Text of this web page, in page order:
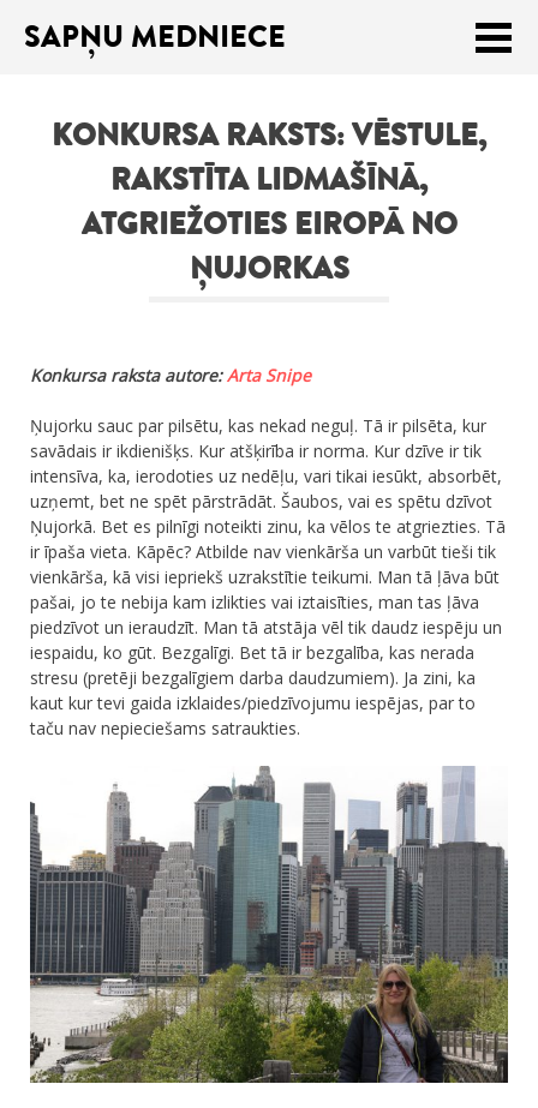
Meklēt:
Sākums
Ceļojumu apraksti
Praktiski ieteikumi
ENGLISH
Veikals
Ceļojumu apraksti
Jaunākie ieraksti
Konkurss
Par mums
Praktiski ieteikumi
Privātuma politika
Publikācijas
Sākums
Ceļojumu apraksti
Jaunākie ieraksti
Konkurss
Par mums
Praktiski ieteikumi
Privātuma politika
Publikācijas
Sākums
SAPŅU MEDNIECE
KONKURSA RAKSTS: VĒSTULE,
RAKSTĪTA LIDMAŠĪNĀ,
ATGRIEŽOTIES EIROPĀ NO
ŅUJORKAS
Konkursa raksta autore:Arta Snipe
Ņujorku sauc par pilsētu, kas nekad neguļ. Tā ir pilsēta, kur
savādais ir ikdienišķs. Kur atšķirība ir norma. Kur dzīve ir tik
intensīva, ka, ierodoties uz nedēļu, vari tikai iesūkt, absorbēt,
uzņemt, bet ne spēt pārstrādāt. Šaubos, vai es spētu dzīvot
Ņujorkā. Bet es pilnīgi noteikti zinu, ka vēlos te atgriezties. Tā
ir īpaša vieta. Kāpēc? Atbilde nav vienkārša un varbūt tieši tik
vienkārša, kā visi iepriekš uzrakstītie teikumi. Man tā ļāva būt
pašai, jo te nebija kam izlikties vai iztaisīties, man tas ļāva
piedzīvot un ieraudzīt. Man tā atstāja vēl tik daudz iespēju un
iespaidu, ko gūt. Bezgalīgi. Bet tā ir bezgalība, kas nerada
stresu (pretēji bezgalīgiem darba daudzumiem). Ja zini, ka
kaut kur tevi gaida izklaides/piedzīvojumu iespējas, par to
taču nav nepieciešams satraukties.